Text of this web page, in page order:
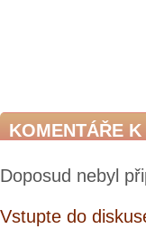
KOMENTÁŘE K
Doposud nebyl
Vstupte do